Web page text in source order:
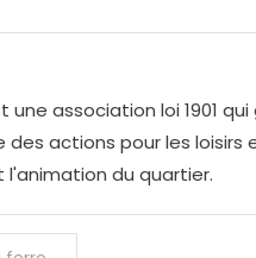
une association loi 1901
des actions pour les loisirs
l'animation du quartier.